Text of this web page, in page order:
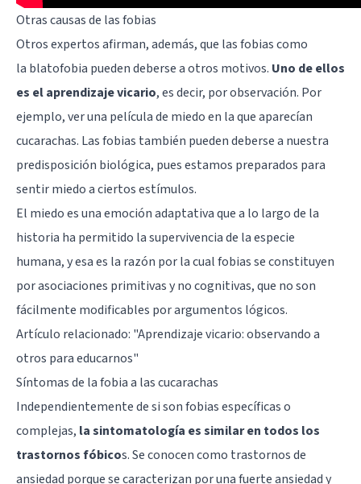
Otras causas de las fobias
Otros expertos afirman, además, que las fobias como
la blatofobia pueden deberse a otros motivos. Uno de ellos
es el aprendizaje vicario, es decir, por observación. Por
ejemplo, ver una película de miedo en la que aparecían
cucarachas. Las fobias también pueden deberse a nuestra
predisposición biológica, pues estamos preparados para
sentir miedo a ciertos estímulos.
El miedo es una emoción adaptativa que a lo largo de la
historia ha permitido la supervivencia de la especie
humana, y esa es la razón por la cual fobias se constituyen
por asociaciones primitivas y no cognitivas, que no son
fácilmente modificables por argumentos lógicos.
Artículo relacionado: "Aprendizaje vicario: observando a
otros para educarnos"
Síntomas de la fobia a las cucarachas
Independientemente de si son fobias específicas o
complejas, la sintomatología es similar en todos los
trastornos fóbicos. Se conocen como trastornos de
ansiedad porque se caracterizan por una fuerte ansiedad y